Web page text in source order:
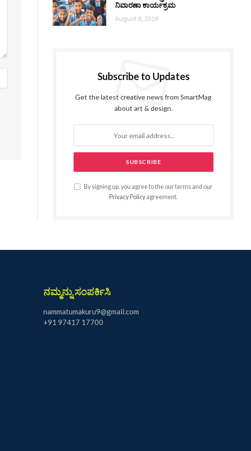
ನಿವಾರಣಾ ಕಾರ್ಯಕ್ರಮ
August 8, 2026
Subscribe to Updates
Get the latest creative news from SmartMag
about art & design.
By signing up, you agree to the our terms and our
Privacy Policyagreement.
ನಮ್ಮನ್ನು ಸಂಪರ್ಕಿಸಿ
nammatumakuru9@gmail.com
+91 97417 17700